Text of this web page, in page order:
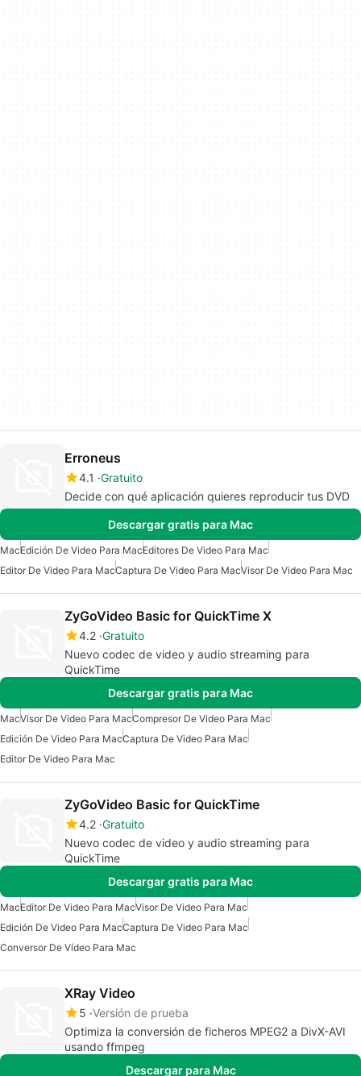
Erroneus
4.1 Gratuito
Decide con qué aplicación quieres reproducir tus DVD
Descargar gratis para Mac
MacEdición De Video Para MacEditores De Video Para Mac
Editor De Video Para MacCaptura De Video Para MacVisor De Video Para Mac
ZyGoVideo Basic for QuickTime X
4.2 Gratuito
Nuevo codec de video y audio streaming para
QuickTime
Descargar gratis para Mac
MacVisor De Video Para MacCompresor De Video Para Mac
Edición De Video Para MacCaptura De Video Para Mac
Editor De Video Para Mac
ZyGoVideo Basic for QuickTime
4.2 Gratuito
Nuevo codec de video y audio streaming para
QuickTime
Descargar gratis para Mac
MacEditor De Video Para MacVisor De Video Para Mac
Edición De Video Para MacCaptura De Video Para Mac
Conversor De Vídeo Para Mac
XRay Video
5 Versión de prueba
Optimiza la conversión de ficheros MPEG2 a DivX-AVI
usando ffmpeg
Descargar para Mac